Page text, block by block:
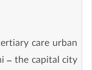
care urban
– the capital city